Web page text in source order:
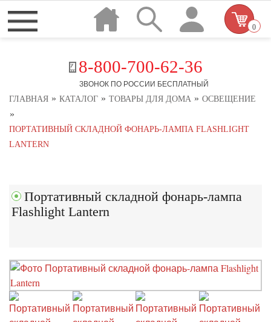
8-800-700-62-36
ЗВОНОК ПО РОССИИ БЕСПЛАТНЫЙ
0
ГЛАВНАЯ » КАТАЛОГ » ТОВАРЫ ДЛЯ ДОМА » ОСВЕЩЕНИЕ
»
ПОРТАТИВНЫЙ СКЛАДНОЙ ФОНАРЬ-ЛАМПА FLASHLIGHT
LANTERN
Портативный складной фонарь-лампа
Flashlight Lantern